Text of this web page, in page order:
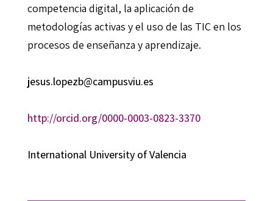
competencia digital, la aplicación de
metodologías activas y el uso de las TIC en los
procesos de enseñanza y aprendizaje.
jesus.lopezb@campusviu.es
http://orcid.org/0000-0003-0823-3370
International University of Valencia